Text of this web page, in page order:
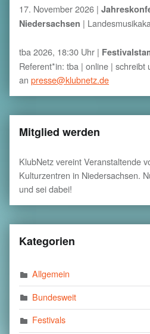
17. November 2026 |
Niedersachsen |
tba 2026, 18:30 Uhr |
Referent*in: tba | online | schreibt
an presse@klubnetz.de
Mitglied werden
KlubNetz vereint Veranstaltende
Kulturzentren in Niedersachsen.
und sei dabei!
Kategorien
Allgemein
Bundesweit
Festivals